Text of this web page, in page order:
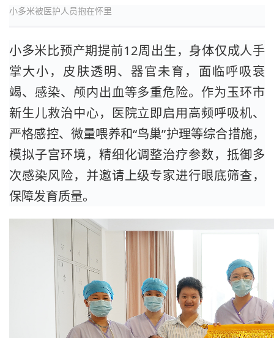
小多米被医护人员抱在怀里
小多米比预产期提前12周出生，身体仅成人手
掌大小，皮肤透明、器官未育，面临呼吸衰
竭、感染、颅内出血等多重危险。作为玉环市
新生儿救治中心，医院立即启用高频呼吸机、
严格感控、微量喂养和“鸟巢”护理等综合措施，
模拟子宫环境，精细化调整治疗参数，抵御多
次感染风险，并邀请上级专家进行眼底筛查，
保障发育质量。